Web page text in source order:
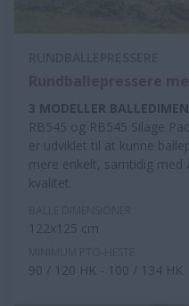
3 MODELLER
RB545 og RB545 Silage
er udviklet til at kunne
mere enkelt, samtidig
kvalitet.
122x125 cm
90 / 120 HK - 100 / 134 HK